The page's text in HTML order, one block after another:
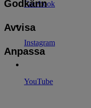
Anpassa
Avvisa
Godkänn
Facebook
Instagram
YouTube